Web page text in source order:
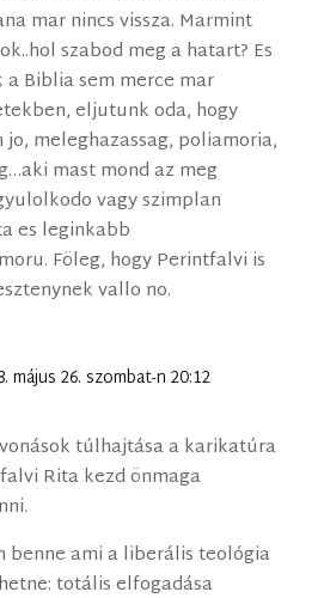
mar nincs vissza. Marmint
szabod meg a hatart? Es
Biblia sem merce mar
eljutunk oda, hogy
meleghazassag, poliamoria,
mast mond az meg
vagy szimplan
es leginkabb
Föleg, hogy Perintfalvi is
vallo no.
május 26. szombat-n 20:12
túlhajtása a karikatúra
Rita kezd önmaga
benne ami a liberális teológia
totális elfogadása